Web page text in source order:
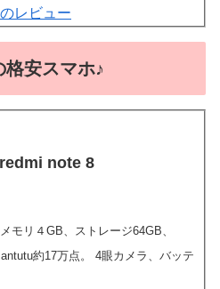
レビュー
安スマホ♪
note 8
モリ４GB、ストレージ64GB、
約17万点。 4眼カメラ、バッテ